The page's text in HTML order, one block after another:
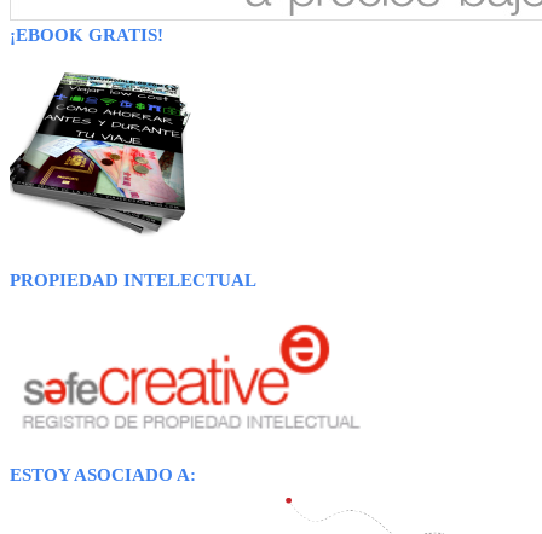
¡EBOOK GRATIS!
PROPIEDAD INTELECTUAL
ESTOY ASOCIADO A: